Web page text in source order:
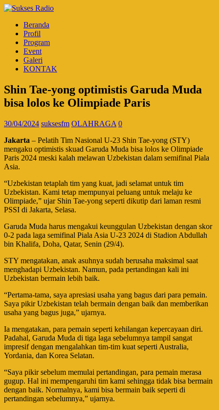
Beranda
Profil
Program
Event
Galeri
KONTAK
Shin Tae-yong optimistis Garuda Muda
bisa lolos ke Olimpiade Paris
30/04/2024 suksesfm OLAHRAGA 0
Jakarta – Pelatih Tim Nasional U-23 Shin Tae-yong (STY)
mengaku optimistis skuad Garuda Muda bisa lolos ke Olimpiade
Paris 2024 meski kalah melawan Uzbekistan dalam semifinal Piala
Asia.
“Uzbekistan tetaplah tim yang kuat, jadi selamat untuk tim
Uzbekistan. Kami tetap mempunyai peluang untuk melaju ke
Olimpiade,” ujar Shin Tae-yong seperti dikutip dari laman resmi
PSSI di Jakarta, Selasa.
Garuda Muda harus mengakui keunggulan Uzbekistan dengan skor
0-2 pada laga semifinal Piala Asia U-23 2024 di Stadion Abdullah
bin Khalifa, Doha, Qatar, Senin (29/4).
STY mengatakan, anak asuhnya sudah berusaha maksimal saat
menghadapi Uzbekistan. Namun, pada pertandingan kali ini
Uzbekistan bermain lebih baik.
“Pertama-tama, saya apresiasi usaha yang bagus dari para pemain.
Saya pikir Uzbekistan telah bermain dengan baik dan memberikan
usaha yang bagus juga,” ujarnya.
Ia mengatakan, para pemain seperti kehilangan kepercayaan diri.
Padahal, Garuda Muda di tiga laga sebelumnya tampil sangat
impresif dengan mengalahkan tim-tim kuat seperti Australia,
Yordania, dan Korea Selatan.
“Saya pikir sebelum memulai pertandingan, para pemain merasa
gugup. Hal ini mempengaruhi tim kami sehingga tidak bisa bermain
dengan baik. Normalnya, kami bisa bermain baik seperti di
pertandingan sebelumnya,” ujarnya.